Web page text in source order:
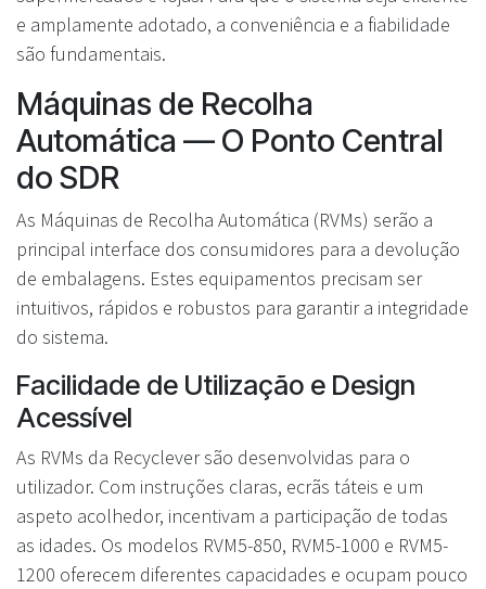
e amplamente adotado, a conveniência e a fiabilidade
são fundamentais.
Máquinas de Recolha
Automática — O Ponto Central
do SDR
As Máquinas de Recolha Automática (RVMs) serão a
principal interface dos consumidores para a devolução
de embalagens. Estes equipamentos precisam ser
intuitivos, rápidos e robustos para garantir a integridade
do sistema.
Facilidade de Utilização e Design
Acessível
As RVMs da Recyclever são desenvolvidas para o
utilizador. Com instruções claras, ecrãs táteis e um
aspeto acolhedor, incentivam a participação de todas
as idades. Os modelos RVM5-850, RVM5-1000 e RVM5-
1200 oferecem diferentes capacidades e ocupam pouco